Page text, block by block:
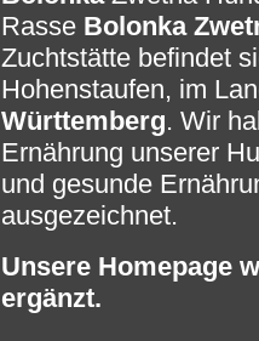
Rasse Bolonka
Zuchtstätte befindet
Hohenstaufen, im
Württemberg. Wir
Ernährung unserer
und gesunde
ausgezeichnet.
Unsere Homepage
ergänzt.